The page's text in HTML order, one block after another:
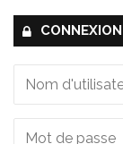
CONNEXION